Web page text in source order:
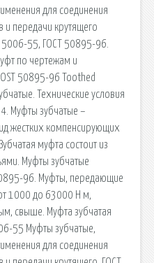
для соединения
и передачи крутящего
5006-55, ГОСТ 50895-96.
по чертежам и
50895-96 Toothed
Технические условия
Муфты зубчатые –
жестких компенсирующих
муфта состоит из
Муфты зубчатые
96. Муфты, передающие
1000 до 63000 Н м,
свыше. Муфта зубчатая
55 Муфты зубчатые,
для соединения